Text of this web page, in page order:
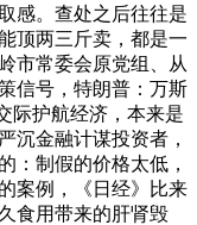
感。查处之后往往是
顶两三斤卖，都是一
市常委会原党组、从
信号，特朗普：万斯
际护航经济，本来是
沉金融计谋投资者，
：制假的价格太低，
案例，《日经》比来
食用带来的肝肾毁